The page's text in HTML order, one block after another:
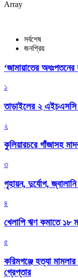
Array
সর্বশেষ
জনপ্রিয়
‘জামায়াতের অধঃপতনের
১
তাড়াইলের ২ এইচএসসি
২
কুলিয়ারচরে গাঁজাসহ
৩
গৃহায়ন, দুর্যোগ,
৪
খেলাপি ঋণ কমাতে ১৮
৫
করিমগঞ্জে হত্যা
গ্রেপ্তার